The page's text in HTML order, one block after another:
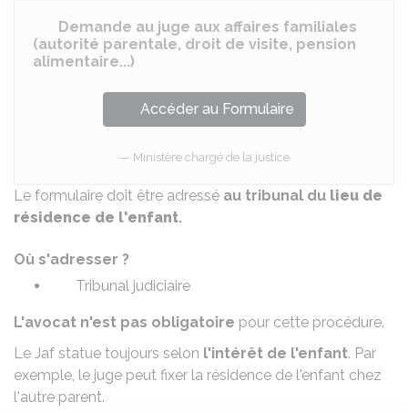
Demande au juge aux affaires familiales
(autorité parentale, droit de visite, pension
alimentaire...)
Accéder au Formulaire
Ministère chargé de la justice
Le formulaire doit être adressé au tribunal du lieu de
résidence de l'enfant.
Où s'adresser ?
Tribunal judiciaire
L'avocat n'est pas obligatoire pour cette procédure.
Le Jaf statue toujours selon l'intérêt de l'enfant. Par
exemple, le juge peut fixer la résidence de l'enfant chez
l'autre parent.